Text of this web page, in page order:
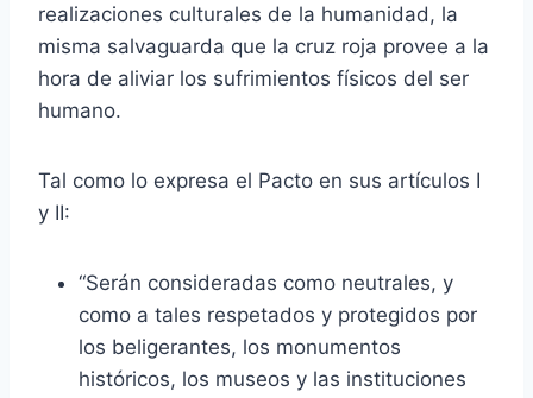
realizaciones culturales de la humanidad, la
misma salvaguarda que la cruz roja provee a la
hora de aliviar los sufrimientos físicos del ser
humano.
Tal como lo expresa el Pacto en sus artículos I
y II:
“Serán consideradas como neutrales, y
como a tales respetados y protegidos por
los beligerantes, los monumentos
históricos, los museos y las instituciones